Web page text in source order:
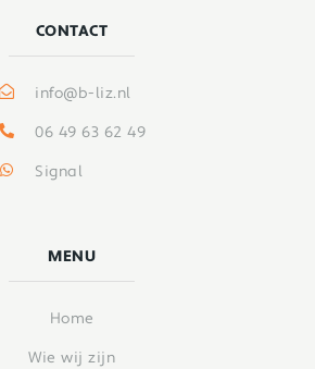
CONTACT
info@b-liz.nl
06 49 63 62 49
Signal
MENU
Home
Wie wij zijn